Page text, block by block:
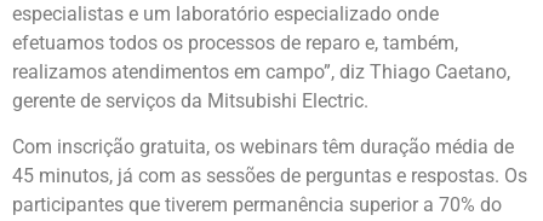
especialistas e um laboratório especializado onde
efetuamos todos os processos de reparo e, também,
realizamos atendimentos em campo”, diz Thiago Caetano,
gerente de serviços da Mitsubishi Electric.
Com inscrição gratuita, os webinars têm duração média de
45 minutos, já com as sessões de perguntas e respostas. Os
participantes que tiverem permanência superior a 70% do